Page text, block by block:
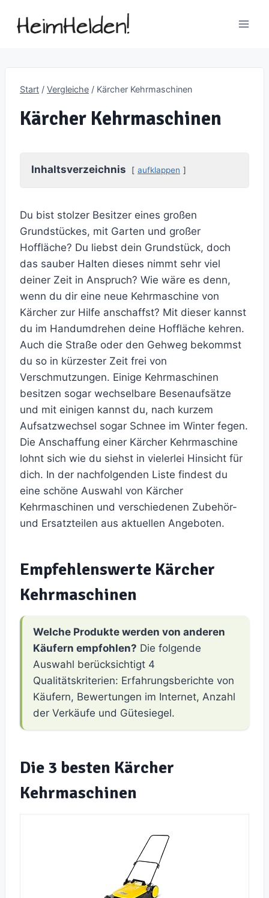
Inhalt
Start / Vergleiche / Kärcher Kehrmaschinen
Kärcher Kehrmaschinen
Inhaltsverzeichnis aufklappen
Du bist stolzer Besitzer eines großen
Grundstückes, mit Garten und großer
Hoffläche? Du liebst dein Grundstück, doch
das sauber Halten dieses nimmt sehr viel
deiner Zeit in Anspruch? Wie wäre es denn,
wenn du dir eine neue Kehrmaschine von
Kärcher zur Hilfe anschaffst? Mit dieser kannst
du im Handumdrehen deine Hoffläche kehren.
Auch die Straße oder den Gehweg bekommst
du so in kürzester Zeit frei von
Verschmutzungen. Einige Kehrmaschinen
besitzen sogar wechselbare Besenaufsätze
und mit einigen kannst du, nach kurzem
Aufsatzwechsel sogar Schnee im Winter fegen.
Die Anschaffung einer Kärcher Kehrmaschine
lohnt sich wie du siehst in vielerlei Hinsicht für
dich. In der nachfolgenden Liste findest du
eine schöne Auswahl von Kärcher
Kehrmaschinen und verschiedenen Zubehör-
und Ersatzteilen aus aktuellen Angeboten.
Empfehlenswerte Kärcher
Kehrmaschinen
Welche Produkte werden von anderen
Käufern empfohlen? Die folgende
Auswahl berücksichtigt 4
Qualitätskriterien: Erfahrungsberichte von
Käufern, Bewertungen im Internet, Anzahl
der Verkäufe und Gütesiegel.
Die 3 besten Kärcher
Kehrmaschinen